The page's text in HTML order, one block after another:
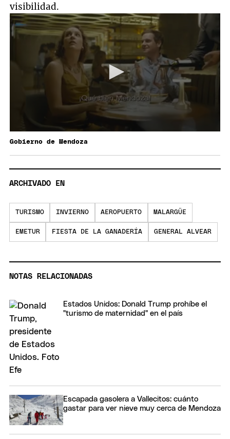
visibilidad.
Gobierno de Mendoza
ARCHIVADO EN
TURISMO INVIERNO AEROPUERTO MALARGÜE
EMETUR FIESTA DE LA GANADERÍA GENERAL ALVEAR
NOTAS RELACIONADAS
Estados Unidos: Donald Trump prohíbe el
"turismo de maternidad" en el país
Escapada gasolera a Vallecitos: cuánto
gastar para ver nieve muy cerca de Mendoza